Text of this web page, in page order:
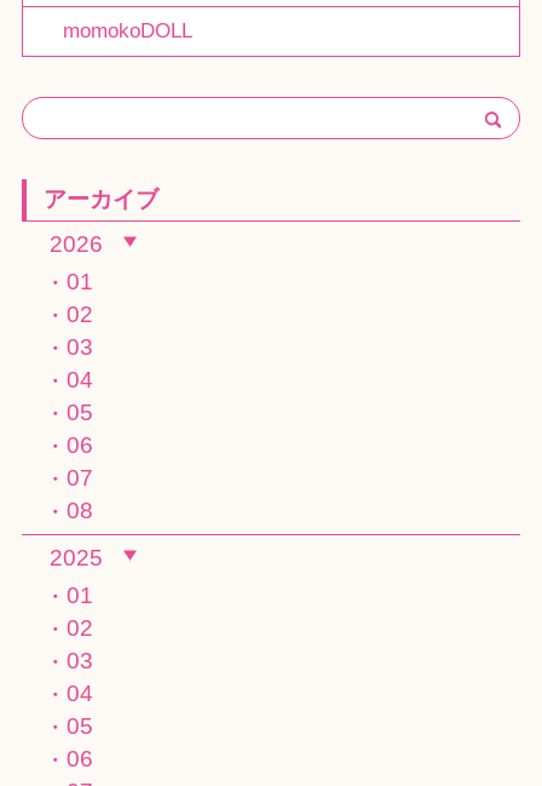
momokoDOLL
アーカイブ
2026
01
02
03
04
05
06
07
08
2025
01
02
03
04
05
06